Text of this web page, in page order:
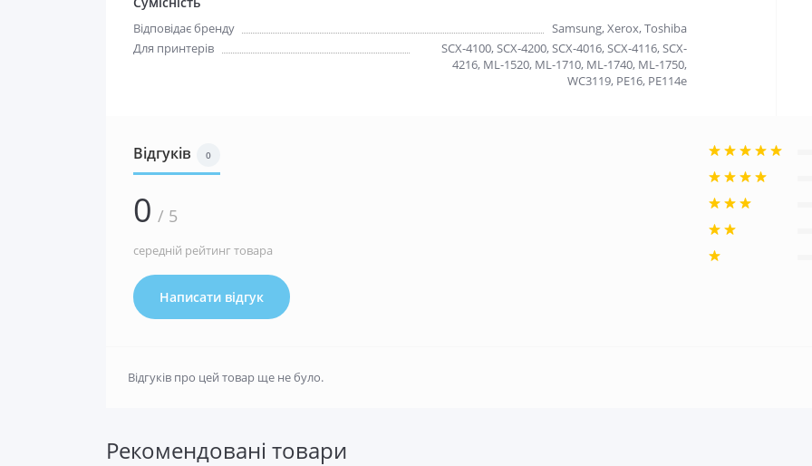
Відповідає бренду
Samsung, Xerox, Toshiba
Для принтерів
SCX-4100, SCX-4200, SCX-4016, SCX-4116, SCX-
4216, ML-1520, ML-1710, ML-1740, ML-1750,
WC3119, PE16, PE114e
Відгуків 0
0 / 5
середній рейтинг товара
Написати відгук
Відгуків про цей товар ще не було.
Рекомендовані товари